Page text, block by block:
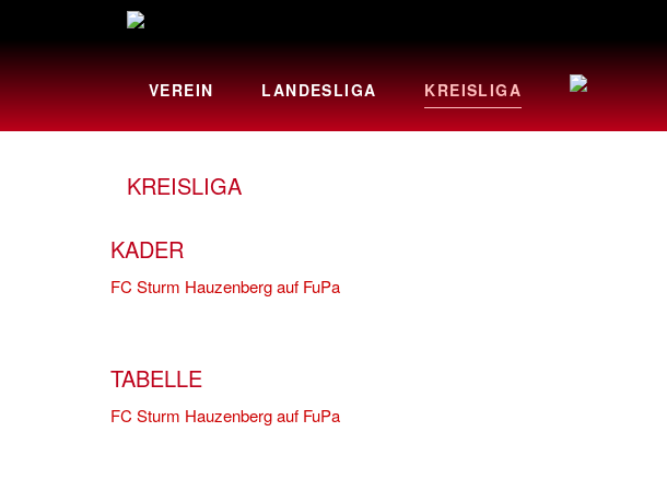
VEREIN LANDESLIGA KREISLIGA
KREISLIGA
KADER
FC Sturm Hauzenberg auf FuPa
TABELLE
FC Sturm Hauzenberg auf FuPa